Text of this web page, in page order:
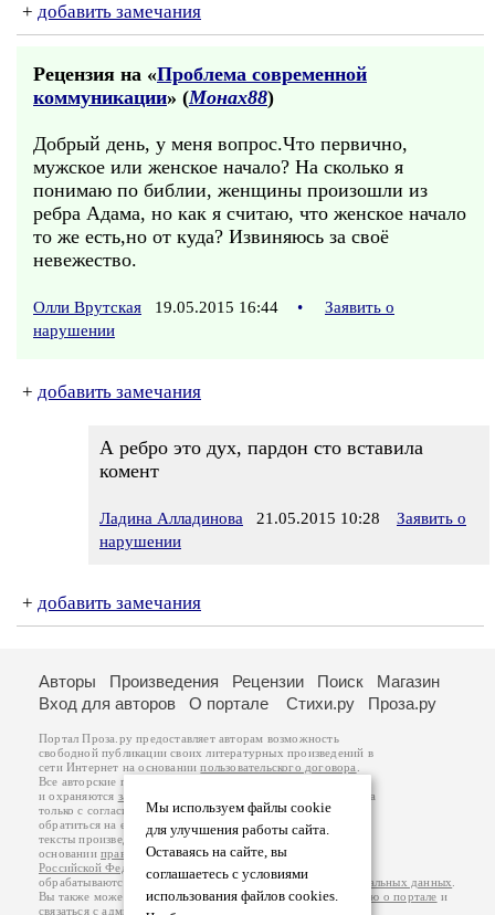
+ добавить замечания
Рецензия на «Проблема современной
коммуникации» (Монах88)
Добрый день, у меня вопрос.Что первично,
мужское или женское начало? На сколько я
понимаю по библии, женщины произошли из
ребра Адама, но как я считаю, что женское начало
то же есть,но от куда? Извиняюсь за своё
невежество.
Олли Врутская 19.05.2015 16:44 •
Заявить о
нарушении
+ добавить замечания
А ребро это дух, пардон сто вставила
комент
Ладина Алладинова 21.05.2015 10:28
Заявить о
нарушении
+ добавить замечания
Мы используем файлы cookie
для улучшения работы сайта.
Оставаясь на сайте, вы
соглашаетесь с условиями
использования файлов cookies.
Авторы Произведения Рецензии Поиск
Магазин
Вход для авторов
О портале Стихи.ру Проза.ру
Портал Проза.ру предоставляет авторам возможность
свободной публикации своих литературных произведений в
сети Интернет на основаниипользовательского договора
Все авторские права на произведения принадлежат авторам
и охраняются законом
. Перепечатка произведений возможна
только с согласия его автора, к которому вы можете
обратиться на его авторской странице. Ответственность за
тексты произведений авторы несут самостоятельно на
основанииправил публикацииизаконодательства
Российской Федерации
обрабатываются на основанииПолитики обработки персональных данных
Вы также можете посмотреть более подробнуюинформацию о портале и
связаться с администрацией